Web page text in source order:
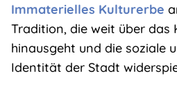
Immaterielles Kulturerbe
Tradition, die weit über das
hinausgeht und die soziale
Identität der Stadt